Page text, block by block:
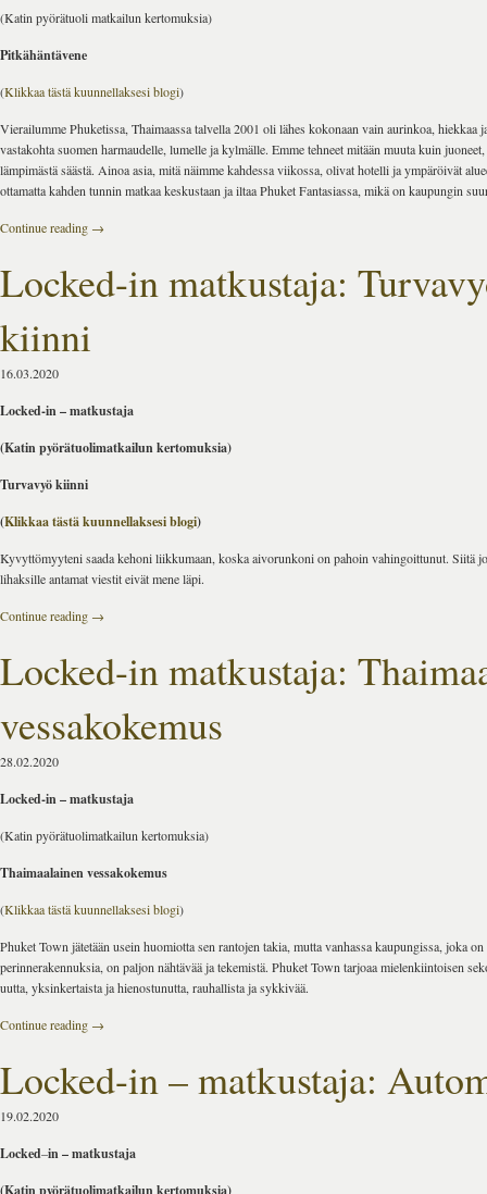
(Katin pyörätuoli matkailun kertomuksia)
Pitkähäntävene
(Klikkaa tästä kuunnellaksesi blogi)
Vierailumme Phuketissa, Thaimaassa talvella 2001 oli lähes kokonaan vain aurinkoa, hiekkaa
vastakohta suomen harmaudelle, lumelle ja kylmälle. Emme tehneet mitään muuta kuin
lämpimästä säästä. Ainoa asia, mitä näimme kahdessa viikossa, olivat hotelli ja ympäröivät
ottamatta kahden tunnin matkaa keskustaan ​​ja iltaa Phuket Fantasiassa, mikä on kaupungin
Continue reading →
Locked-in matkustaja:
kiinni
16.03.2020
Locked-in – matkustaja
(Katin pyörätuolimatkailun kertomuksia)
Turvavyö kiinni
(Klikkaa tästä kuunnellaksesi blogi)
Kyvyttömyyteni saada kehoni liikkumaan, koska aivorunkoni on pahoin vahingoittunut. Siitä
lihaksille antamat viestit eivät mene läpi.
Continue reading →
Locked-in matkustaja:
vessakokemus
28.02.2020
Locked-in – matkustaja
(Katin pyörätuolimatkailun kertomuksia)
Thaimaalainen vessakokemus
(Klikkaa tästä kuunnellaksesi blogi)
Phuket Town jätetään usein huomiotta sen rantojen takia, mutta vanhassa kaupungissa, joka on
perinnerakennuksia, on paljon nähtävää ja tekemistä. Phuket Town tarjoaa mielenkiintoisen
uutta, yksinkertaista ja hienostunutta, rauhallista ja sykkivää.
Continue reading →
Locked-in – matkustaja:
19.02.2020
Locked–in – matkustaja
(Katin pyörätuolimatkailun kertomuksia)